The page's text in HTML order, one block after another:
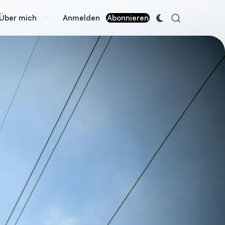
mich Anmelden Abonnieren